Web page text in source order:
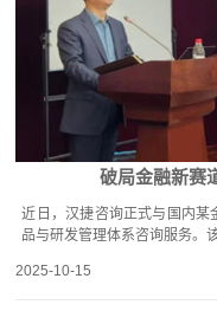
破局金融新赛
近日，汉捷咨询正式与国内某
品与研发管理体系咨询服务。该
2025-10-15